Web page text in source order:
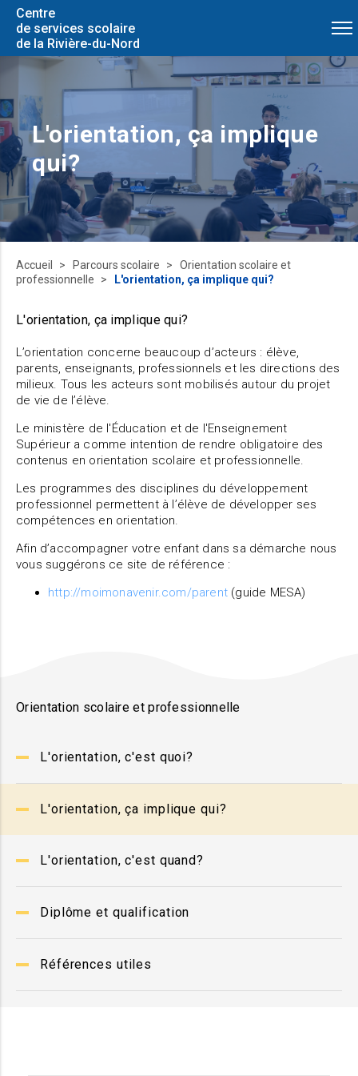
Centre
de services scolaire
de la Rivière-du-Nord
L'orientation, ça implique
qui?
Orientation scolaire et professionnelle
L'orientation, c'est quoi?
L'orientation, ça implique qui?
L'orientation, c'est quand?
Diplôme et qualification
Références utiles
Accueil Parcours scolaire
Orientation scolaire et
professionnelle
L'orientation, ça implique qui?
L'orientation, ça implique qui?
L’orientation concerne beaucoup d’acteurs : élève,
parents, enseignants, professionnels et les directions des
milieux. Tous les acteurs sont mobilisés autour du projet
de vie de l’élève.
Le ministère de l'Éducation et de l'Enseignement
Supérieur a comme intention de rendre obligatoire des
contenus en orientation scolaire et professionnelle.
Les programmes des disciplines du développement
professionnel permettent à l’élève de développer ses
compétences en orientation.
Afin d’accompagner votre enfant dans sa démarche nous
vous suggérons ce site de référence :
http://moimonavenir.com/parent (guide MESA)